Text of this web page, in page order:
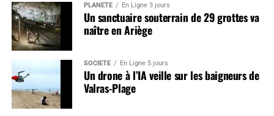
PLANÈTE En Ligne 3 jours
Un sanctuaire souterrain de 29 grottes va
naître en Ariège
SOCIÉTÉ En Ligne 5 jours
Un drone à l’IA veille sur les baigneurs de
Valras-Plage